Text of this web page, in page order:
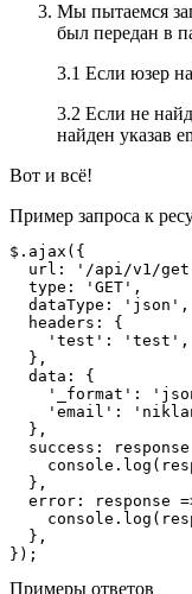
Мы пытаемся
был передан в
3.1 Если юзер
3.2 Если не
найден указав
Вот и всё!
Пример запроса к
$.ajax({
url: '/api/v1/
  type: 'GET',
  dataType: 'json',
  headers: {
    'test': 'test',
  },
  data: {
'_format':
'email':
  },
success: response
  },
error: response
  },
Примеры ответов